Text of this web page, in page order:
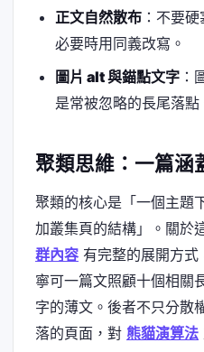
正文自然散布：不要硬
必要時用同義改寫。
圖片 alt 與錨點文字：
是常被忽略的長尾落點
聚類思維：一篇涵
聚類的核心是「一個主題
加叢集頁的結構」。關於
群內容 有完整的展開方
寧可一篇文照顧十個相關
字的薄文。後者不只分散
落的頁面，對 熊貓演算法